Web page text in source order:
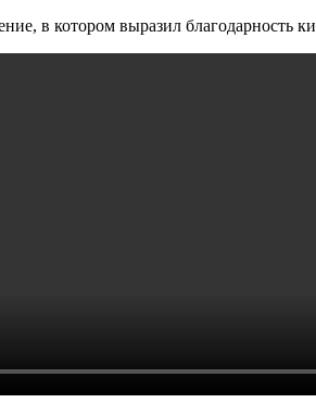
в котором выразил благодарность